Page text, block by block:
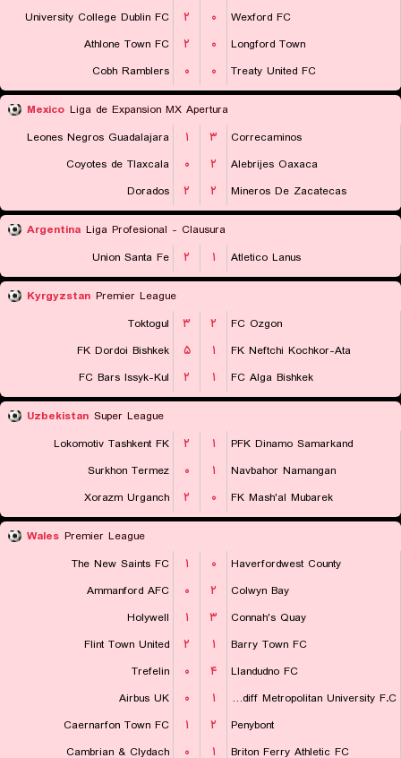
University College Dublin FC
۲ ۰
Wexford FC
Athlone Town FC
۲ ۰
Longford Town
Cobh Ramblers
۰ ۰ Treaty United FC
Mexico Liga de Expansion MX Apertura
Leones Negros Guadalajara
۱ ۳
Correcaminos
Coyotes de Tlaxcala
۰ ۲
Alebrijes Oaxaca
Dorados
۲ ۲ Mineros De Zacatecas
Argentina Liga Profesional - Clausura
Union Santa Fe
۲ ۱ Atletico Lanus
Kyrgyzstan Premier League
Toktogul
۳ ۲
FC Ozgon
FK Dordoi Bishkek
۵ ۱
FK Neftchi Kochkor-Ata
FC Bars Issyk-Kul
۲ ۱ FC Alga Bishkek
Uzbekistan Super League
Lokomotiv Tashkent FK
۲ ۱
PFK Dinamo Samarkand
Surkhon Termez
۰ ۱
Navbahor Namangan
Xorazm Urganch
۲ ۰ FK Mash'al Mubarek
Wales Premier League
The New Saints FC
۱ ۰
Haverfordwest County
Ammanford AFC
۰ ۲
Colwyn Bay
Holywell
۱ ۳
Connah's Quay
Flint Town United
۲ ۱
Barry Town FC
Trefelin
۰ ۴
Llandudno FC
Airbus UK
۰ ۱
Cardiff Metropolitan University F.C.
Caernarfon Town FC
۱ ۲
Penybont
Cambrian & Clydach
۰ ۱ Briton Ferry Athletic FC